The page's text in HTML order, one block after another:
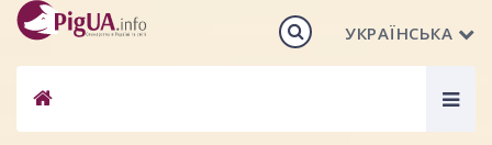
УКРАЇНСЬКА